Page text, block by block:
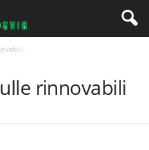
rinnovabili